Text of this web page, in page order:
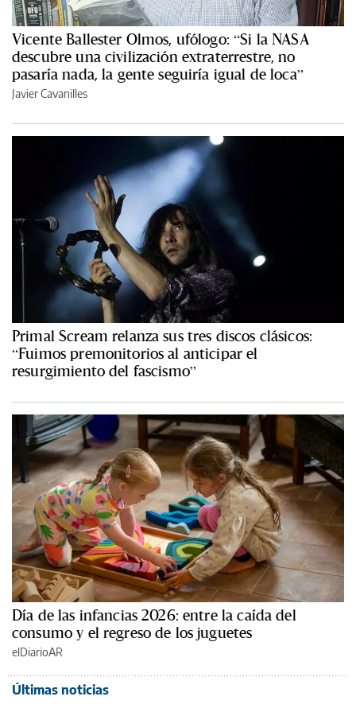
Vicente Ballester Olmos, ufólogo: “Si la NASA
descubre una civilización extraterrestre, no
pasaría nada, la gente seguiría igual de loca”
Javier Cavanilles
Primal Scream relanza sus tres discos clásicos:
“Fuimos premonitorios al anticipar el
resurgimiento del fascismo”
Día de las infancias 2026: entre la caída del
consumo y el regreso de los juguetes
elDiarioAR
Últimas noticias